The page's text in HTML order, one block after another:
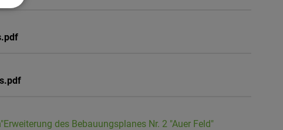
Erweiterung des Bebauungsplanes Nr. 2 "Auer Feld"